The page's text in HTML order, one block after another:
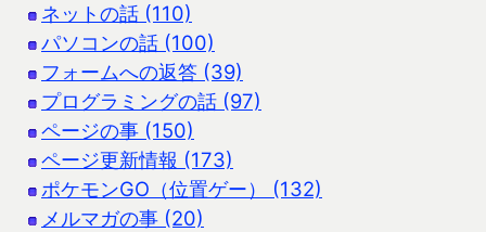
ネットの話 (110)
パソコンの話 (100)
フォームへの返答 (39)
プログラミングの話 (97)
ページの事 (150)
ページ更新情報 (173)
ポケモンGO（位置ゲー） (132)
メルマガの事 (20)